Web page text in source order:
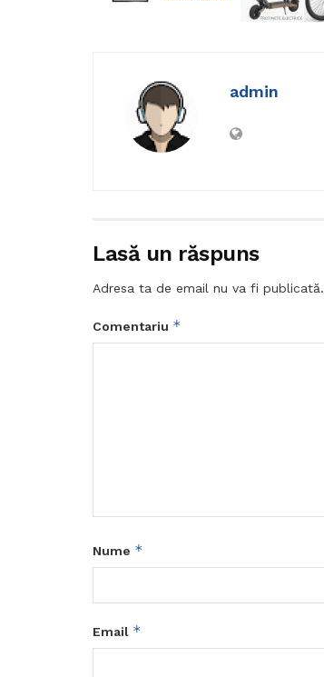
admin
Lasă un răspuns
Adresa ta de email nu va fi publicată.
Comentariu *
Nume *
Email *